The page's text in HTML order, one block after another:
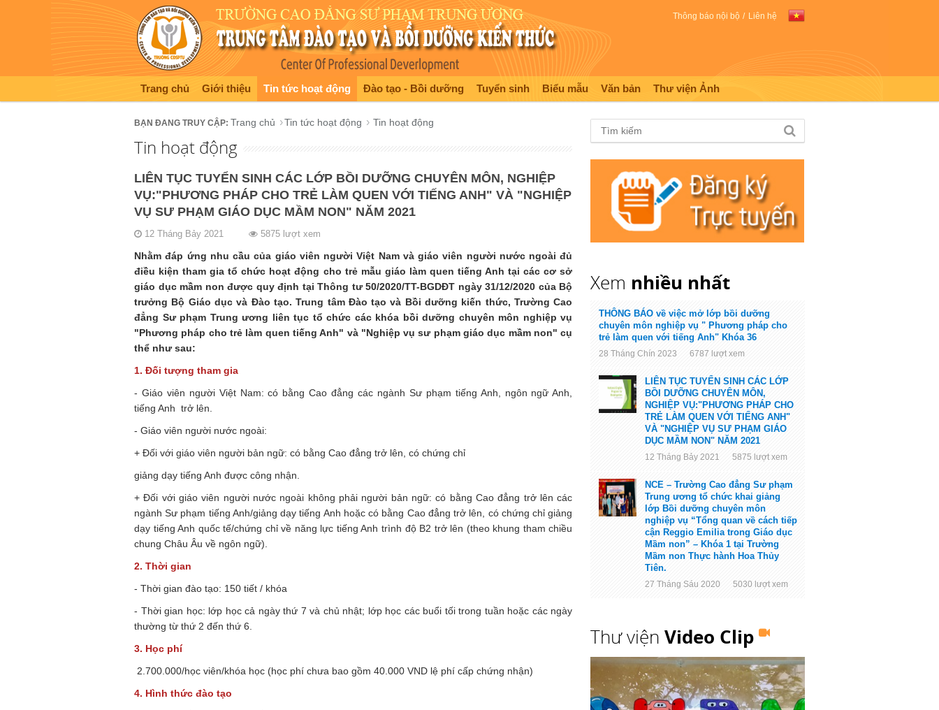
Thông báo nội bộ Liên hệ
Trang chủ Giới thiệu Tin tức hoạt động Đào tạo - Bồi dưỡng Tuyển sinh Biểu mẫu Văn bản Thư viện Ảnh
Trang chủ Tin tức hoạt động Tin hoạt động
Tin hoạt động
LIÊN TỤC TUYỂN SINH CÁC LỚP BỒI DƯỠNG CHUYÊN MÔN, NGHIỆP
VỤ:"PHƯƠNG PHÁP CHO TRẺ LÀM QUEN VỚI TIẾNG ANH" VÀ "NGHIỆP
VỤ SƯ PHẠM GIÁO DỤC MẦM NON" NĂM 2021
12 Tháng Bảy 2021 5875 lượt xem
Nhằm đáp ứng nhu cầu của giáo viên người Việt Nam và giáo viên người nước ngoài đủ
điều kiện tham gia tổ chức hoạt động cho trẻ mẫu giáo làm quen tiếng Anh tại các cơ sở
giáo dục mầm non được quy định tại Thông tư 50/2020/TT-BGDĐT ngày 31/12/2020 của Bộ
trưởng Bộ Giáo dục và Đào tạo. Trung tâm Đào tạo và Bồi dưỡng kiến thức, Trường Cao
đẳng Sư phạm Trung ương liên tục tổ chức các khóa bồi dưỡng chuyên môn nghiệp vụ
"Phương pháp cho trẻ làm quen tiếng Anh" và "Nghiệp vụ sư phạm giáo dục mầm non" cụ
thể như sau:
1. Đối tượng tham gia
- Giáo viên người Việt Nam: có bằng Cao đẳng các ngành Sư phạm tiếng Anh, ngôn ngữ Anh,
tiếng Anh trở lên.
- Giáo viên người nước ngoài:
+ Đối với giáo viên người bản ngữ: có bằng Cao đẳng trở lên, có chứng chỉ
giảng dạy tiếng Anh được công nhận.
+ Đối với giáo viên người nước ngoài không phải người bản ngữ: có bằng Cao đẳng trở lên các
ngành Sư phạm tiếng Anh/giảng dạy tiếng Anh hoặc có bằng Cao đẳng trở lên, có chứng chỉ giảng
dạy tiếng Anh quốc tế/chứng chỉ về năng lực tiếng Anh trình độ B2 trở lên (theo khung tham chiều
chung Châu Âu về ngôn ngữ).
2. Thời gian
- Thời gian đào tạo: 150 tiết / khóa
- Thời gian học: lớp học cả ngày thứ 7 và chủ nhật; lớp học các buổi tối trong tuần hoặc các ngày
thường từ thứ 2 đến thứ 6.
3. Học phí
2.700.000/học viên/khóa học (học phí chưa bao gồm 40.000 VND lệ phí cấp chứng nhận)
4. Hình thức đào tạo
Xem nhiều nhất
THÔNG BÁO về việc mở lớp bồi dưỡng
chuyên môn nghiệp vụ " Phương pháp cho
trẻ làm quen với tiếng Anh" Khóa 36
28 Tháng Chín 2023 6787 lượt xem
LIÊN TỤC TUYỂN SINH CÁC LỚP
BỒI DƯỠNG CHUYÊN MÔN,
NGHIỆP VỤ:"PHƯƠNG PHÁP CHO
TRẺ LÀM QUEN VỚI TIẾNG ANH"
VÀ "NGHIỆP VỤ SƯ PHẠM GIÁO
DỤC MẦM NON" NĂM 2021
12 Tháng Bảy 2021 5875 lượt xem
NCE – Trường Cao đẳng Sư phạm
Trung ương tổ chức khai giảng
lớp Bồi dưỡng chuyên môn
nghiệp vụ “Tổng quan về cách tiếp
cận Reggio Emilia trong Giáo dục
Mầm non” – Khóa 1 tại Trường
Mầm non Thực hành Hoa Thủy
Tiên.
27 Tháng Sáu 2020 5030 lượt xem
Thư việnVideo Clip